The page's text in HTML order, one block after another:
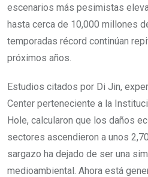
escenarios más pesimistas
hasta cerca de 10,000 millones
temporadas récord continúan
próximos años.
Estudios citados por Di Jin,
Center perteneciente a la
Hole, calcularon que los daños
sectores ascendieron a unos
sargazo ha dejado de ser una
medioambiental. Ahora está